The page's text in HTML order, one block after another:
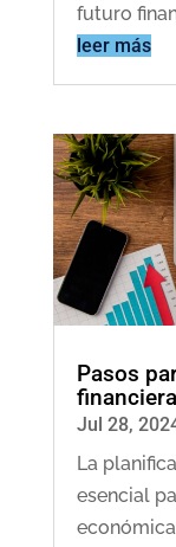
futuro
leer más
Pasos
financiera
Jul 28,
La
esencial